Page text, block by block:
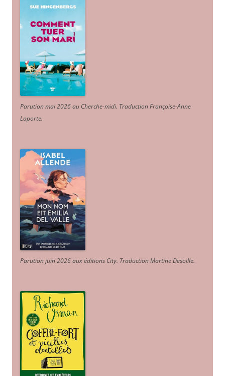
Parution mai 2026 au Cherche-midi. Traduction Françoise-Anne
Laporte.
Parution juin 2026 aux éditions City. Traduction Martine Desoille.